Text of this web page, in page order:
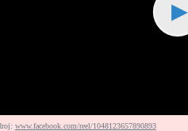
▶
www.facebook.com/reel/1048123657890893